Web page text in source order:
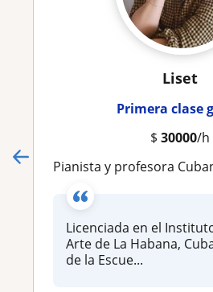
Liset
Primera clase
$ 30000/h
Pianista y profesora Cubana especializada en niños y adolescentes. Todos los niveles.
Licenciada en el
Arte de La Habana,
de la Escue...